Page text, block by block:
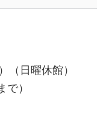
（日曜休館）
）